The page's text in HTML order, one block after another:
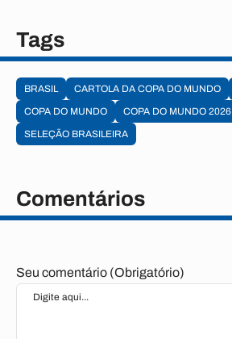
Tags
BRASIL CARTOLA DA COPA DO MUNDO
COPA DO MUNDO
COPA DO MUNDO 2026
SELEÇÃO BRASILEIRA
Comentários
Seu comentário (Obrigatório)